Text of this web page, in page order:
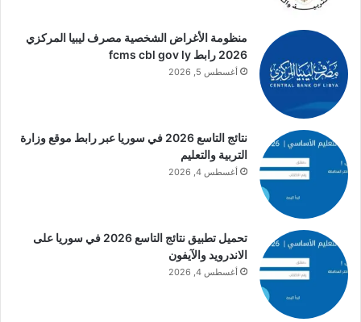
منظومة الأغراض الشخصية مصرف ليبيا المركزي
2026 رابط fcms cbl gov ly
أغسطس 5, 2026
نتائج التاسع 2026 في سوريا عبر رابط موقع وزارة
التربية والتعليم
أغسطس 4, 2026
تحميل تطبيق نتائج التاسع 2026 في سوريا على
الاندرويد والآيفون
أغسطس 4, 2026